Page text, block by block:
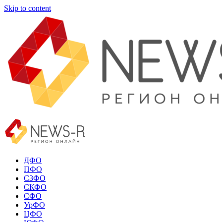
Skip to content
ДФО
ПФО
СЗФО
СКФО
СФО
УрФО
ЦФО